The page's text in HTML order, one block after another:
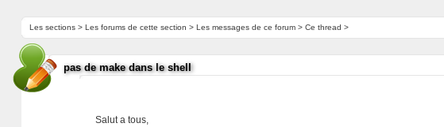
Les sections> Les forums de cette section > Les messages de ce forum> Ce thread >
pas de make dans le shell
Salut a tous,